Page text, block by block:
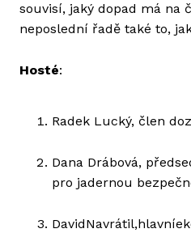
souvisí, jaký dopad má na
neposlední řadě také to,
Hosté:
Radek Lucký, člen
Dana Drábová,
pro jadernou